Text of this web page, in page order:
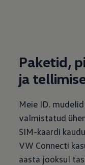
Paketid,
ja
Meie ID.
valmistatud
SIM-kaardi
VW Connecti
aasta jooksul